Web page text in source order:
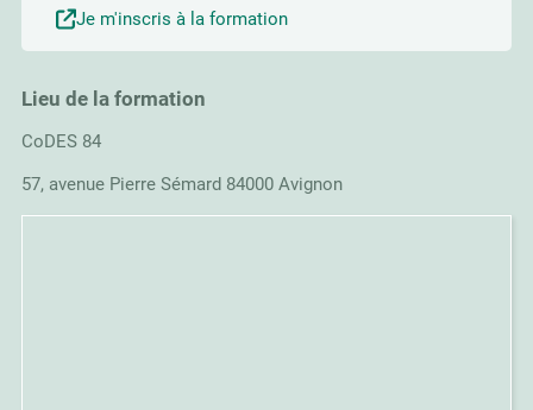
Je m'inscris à la formation
Lieu de la formation
CoDES 84
57, avenue Pierre Sémard 84000 Avignon